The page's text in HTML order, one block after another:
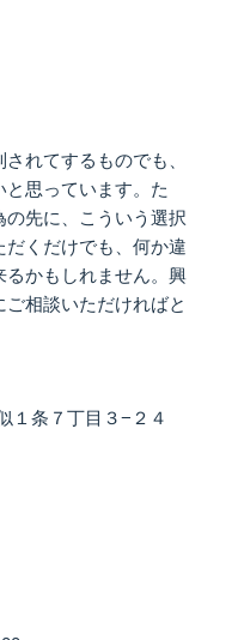
れてするものでも、
と思っています。た
先に、こういう選択
くだけでも、何か違
るかもしれません。興
相談いただければと
１条７丁目３−２４